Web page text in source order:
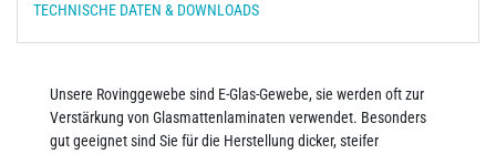
TECHNISCHE DATEN & DOWNLOADS
Unsere Rovinggewebe sind E-Glas-Gewebe, sie werden oft zur
Verstärkung von Glasmattenlaminaten verwendet. Besonders
gut geeignet sind Sie für die Herstellung dicker, steifer